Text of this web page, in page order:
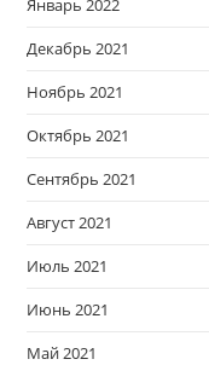
Декабрь 2021
Ноябрь 2021
Октябрь 2021
Сентябрь 2021
Август 2021
Июль 2021
Июнь 2021
Май 2021